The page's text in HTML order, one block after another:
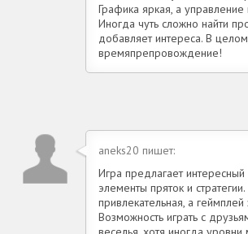
Графика яркая, а управление
Иногда чуть сложно найти
добавляет интереса. В
времяпрепровождение!
aneks20 пишет:
Игра предлагает интересный
элементы пряток и
привлекательная, а
Возможность играть с